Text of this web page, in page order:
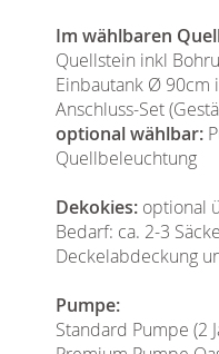
Im wählbaren
Quellstein inkl
Einbautank Ø 90cm
Anschluss-Set
optional wählbar:
Quellbeleuchtung
Dekokies: optional
Bedarf: ca. 2-3
Deckelabdeckung
Pumpe:
Standard Pumpe (2